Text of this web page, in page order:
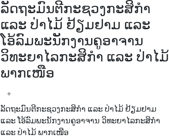
ລັດຖະມົນຕີກະຊວງກະສິກຳ
ແລະ ປ່າໄມ້ ຢ້ຽມຢາມ ແລະ
ໂອ້ລົມພະນັກງານຄູອາຈານ
ວິທະຍາໄລກະສິກຳ ແລະ ປ່າໄມ້
ພາກເໜືອ
+
ລັດຖະມົນຕີກະຊວງກະສິກຳ ແລະ ປ່າໄມ້ ຢ້ຽມຢາມ
ແລະ ໂອ້ລົມພະນັກງານຄູອາຈານ ວິທະຍາໄລກະສິກຳ
ແລະ ປ່າໄມ້ ພາກເໜືອ